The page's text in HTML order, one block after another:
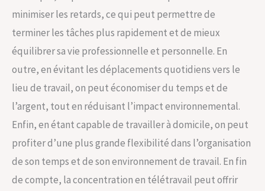
minimiser les retards, ce qui peut permettre de
terminer les tâches plus rapidement et de mieux
équilibrer sa vie professionnelle et personnelle. En
outre, en évitant les déplacements quotidiens vers le
lieu de travail, on peut économiser du temps et de
l’argent, tout en réduisant l’impact environnemental.
Enfin, en étant capable de travailler à domicile, on peut
profiter d’une plus grande flexibilité dans l’organisation
de son temps et de son environnement de travail. En fin
de compte, la concentration en télétravail peut offrir